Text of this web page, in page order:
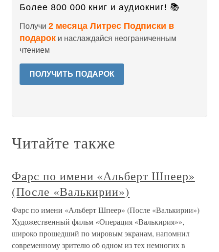
Более 800 000 книг и аудиокниг! 📚
Получи 2 месяца Литрес Подписки в
подарок и наслаждайся неограниченным
чтением
ПОЛУЧИТЬ ПОДАРОК
Читайте также
Фарс по имени «Альберт Шпеер»
(После «Валькирии»)
Фарс по имени «Альберт Шпеер» (После «Валькирии»)
Художественный фильм «Операция «Валькирия»»,
широко прошедший по мировым экранам, напомнил
современному зрителю об одном из тех немногих в